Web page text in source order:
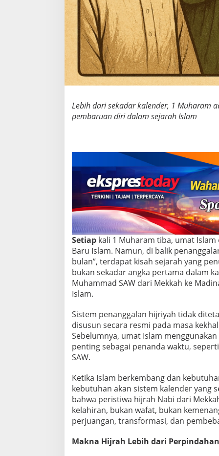
Lebih dari sekadar kalender, 1 Muharam
pembaruan diri dalam sejarah Islam
Setiap kali 1 Muharam tiba, umat
Baru Islam. Namun, di balik
bulan”, terdapat kisah sejarah yang
bukan sekadar angka pertama dalam
Muhammad SAW dari Mekkah ke
Islam.
Sistem penanggalan hijriyah tidak
disusun secara resmi pada masa
Sebelumnya, umat Islam
penting sebagai penanda waktu,
SAW.
Ketika Islam berkembang dan
kebutuhan akan sistem kalender yang
bahwa peristiwa hijrah Nabi dari
kelahiran, bukan wafat, bukan
perjuangan, transformasi, dan
Makna Hijrah Lebih dari